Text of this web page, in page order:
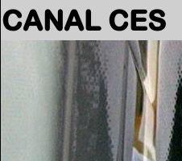
CANAL CES